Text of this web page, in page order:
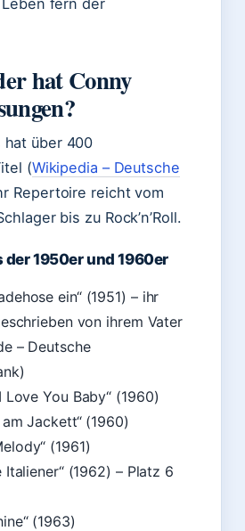
fern der
hat Conny
hat über 400
(Wikipedia – Deutsche
Repertoire reicht vom
bis zu Rock’n’Roll.
der 1950er und 1960er
ein“ (1951) – ihr
von ihrem Vater
– Deutsche
Love You Baby“ (1960)
Jackett“ (1960)
(1961)
Italiener“ (1962) – Platz 6
(1963)